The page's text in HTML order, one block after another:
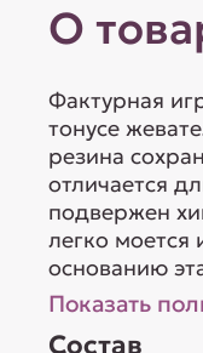
О
Фактурная
тонусе
резина
отличается
подвержен
легко моется
основанию
Показать
Состав